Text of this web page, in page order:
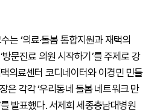
는 ‘의료·돌봄 통합지원과 재택의
문진료 의원 시작하기’를 주제로 강
의료센터 코디네이터와 이경민 민들
은 각각 ‘우리동네 돌봄 네트워크 만
발표했다. 서제희 세종충남대병원